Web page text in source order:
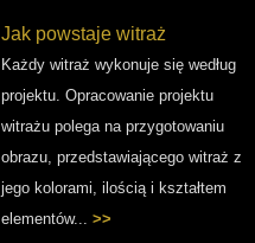
Jak powstaje witraż
Każdy witraż wykonuje się według
projektu. Opracowanie projektu
witrażu polega na przygotowaniu
obrazu, przedstawiającego witraż z
jego kolorami, ilością i kształtem
elementów... >>